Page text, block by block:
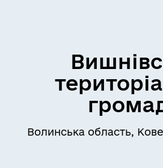
Волинська область,